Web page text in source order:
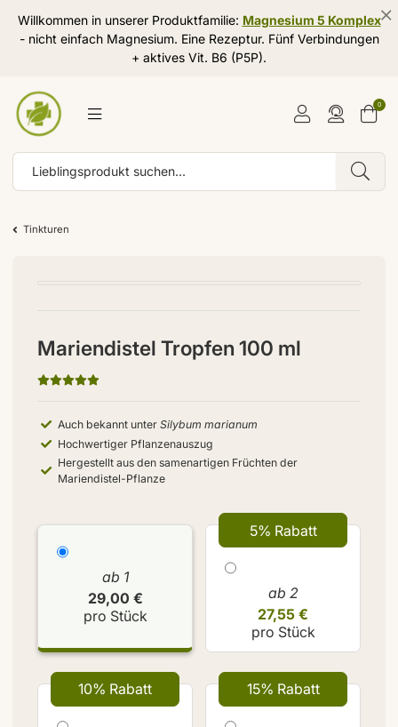
Willkommen in unserer Produktfamilie: Magnesium 5 Komplex
- nicht einfach Magnesium. Eine Rezeptur. Fünf Verbindungen
+ aktives Vit. B6 (P5P).
0
Tinkturen
Mariendistel Tropfen 100 ml
Auch bekannt unter Silybum marianum
Hochwertiger Pflanzenauszug
Hergestellt aus den samenartigen Früchten der
Mariendistel-Pflanze
ab 1
29,00 €
pro Stück
5% Rabatt
ab 2
27,55 €
pro Stück
10% Rabatt 15% Rabatt